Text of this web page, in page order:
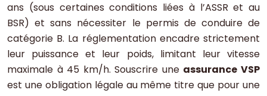
ans (sous certaines conditions liées à l’ASSR et au
BSR) et sans nécessiter le permis de conduire de
catégorie B. La réglementation encadre strictement
leur puissance et leur poids, limitant leur vitesse
maximale à 45 km/h. Souscrire une assurance VSP
est une obligation légale au même titre que pour une